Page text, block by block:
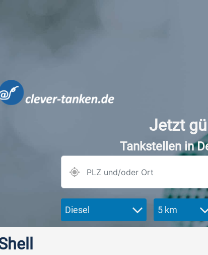
Jetzt
Tankstellen in
Diesel 5 km